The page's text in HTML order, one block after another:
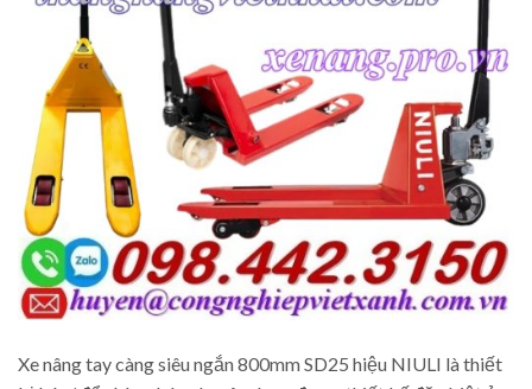
Xe nâng tay càng siêu ngắn 800mm SD25 hiệu NIULI là thiết